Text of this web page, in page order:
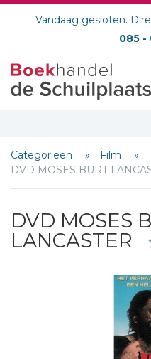
Vandaag gesloten.
085 -
Categorieën
Film
DVD MOSES BURT
DVD MOSES
LANCASTER
Schrijf hieronder je review!
E-mail *
Bericht *